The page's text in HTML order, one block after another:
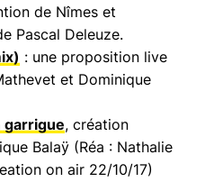
de Nîmes et
Pascal Deleuze.
: une proposition live
et Dominique
garrigue, création
Balaÿ (Réa : Nathalie
on air 22/10/17)